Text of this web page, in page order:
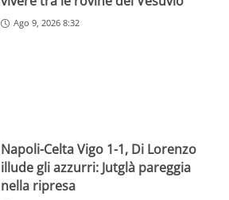
Ago 9, 2026 8:32
Napoli-Celta Vigo 1-1, Di Lorenzo
illude gli azzurri: Jutglà pareggia
nella ripresa